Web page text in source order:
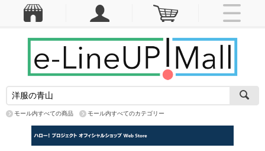
モール内すべての商品 モール内すべてのカテゴリー